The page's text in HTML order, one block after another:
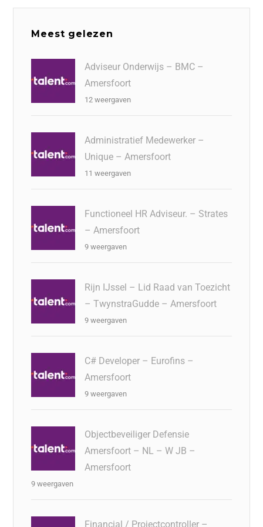
Meest gelezen
Adviseur Onderwijs – BMC –
Amersfoort
12 weergaven
Administratief Medewerker –
Unique – Amersfoort
11 weergaven
Functioneel HR Adviseur. – Strates
– Amersfoort
9 weergaven
Rijn IJssel – Lid Raad van Toezicht
– TwynstraGudde – Amersfoort
9 weergaven
C# Developer – Eurofins –
Amersfoort
9 weergaven
Objectbeveiliger Defensie
Amersfoort – NL – W JB –
Amersfoort
9 weergaven
Financial / Projectcontroller –